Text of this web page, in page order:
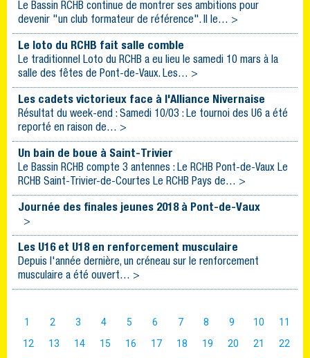
Le Bassin RCHB continue de montrer ses ambitions pour
devenir "un club formateur de référence". Il le… >
Le loto du RCHB fait salle comble
Le traditionnel Loto du RCHB a eu lieu le samedi 10 mars à la
salle des fêtes de Pont-de-Vaux. Les… >
Les cadets victorieux face à l'Alliance Nivernaise
Résultat du week-end : Samedi 10/03 : Le tournoi des U6 a été
reporté en raison de… >
Un bain de boue à Saint-Trivier
Le Bassin RCHB compte 3 antennes : Le RCHB Pont-de-Vaux Le
RCHB Saint-Trivier-de-Courtes Le RCHB Pays de… >
Journée des finales jeunes 2018 à Pont-de-Vaux
>
Les U16 et U18 en renforcement musculaire
Depuis l'année dernière, un créneau sur le renforcement
musculaire a été ouvert… >
1 2 3 4 5 6 7 8 9 10
11
12
13 14 15 16 17 18 19 20 21
22